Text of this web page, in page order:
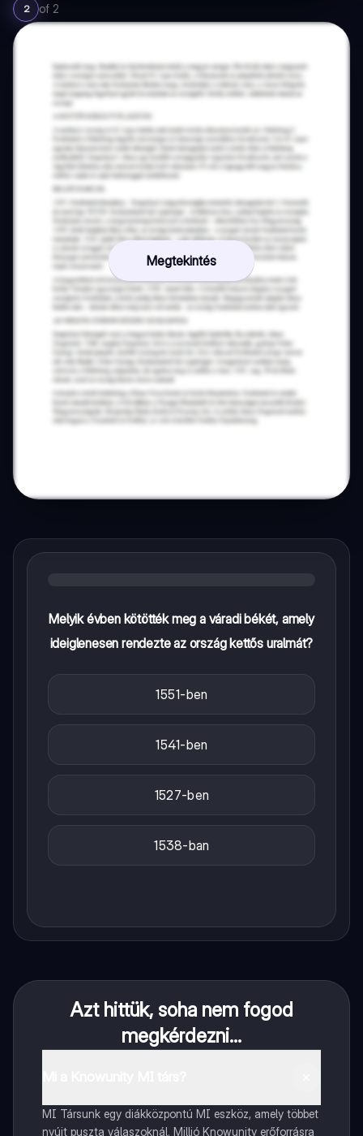
2 of 2
Megtekintés
Melyik évben kötötték meg a váradi békét, amely
ideiglenesen rendezte az ország kettős uralmát?
1551-ben
1541-ben
1527-ben
1538-ban
Azt hittük, soha nem fogod
megkérdezni...
MI Társunk egy diákközpontú MI eszköz, amely többet
nyújt puszta válaszoknál. Millió Knowunity erőforrásra